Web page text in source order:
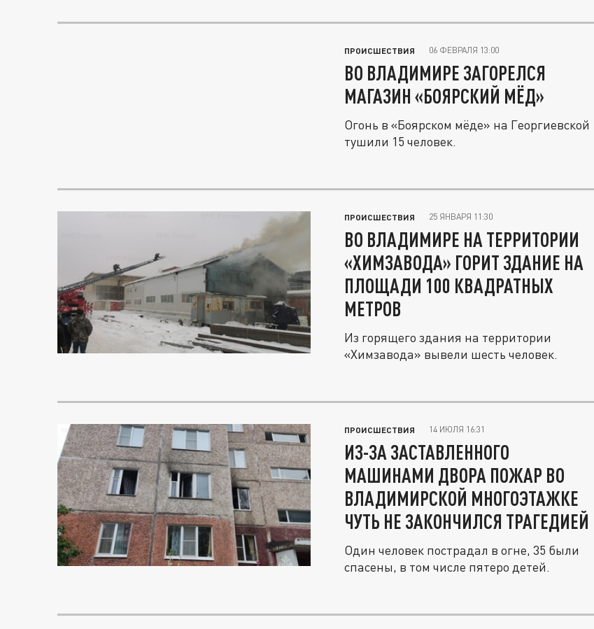
ПРОИСШЕСТВИЯ 06 ФЕВРАЛЯ 13:00
ВО ВЛАДИМИРЕ ЗАГОРЕЛСЯ
МАГАЗИН «БОЯРСКИЙ МЁД»
Огонь в «Боярском мёде» на Георгиевской
тушили 15 человек.
ПРОИСШЕСТВИЯ 25 ЯНВАРЯ 11:30
ВО ВЛАДИМИРЕ НА ТЕРРИТОРИИ
«ХИМЗАВОДА» ГОРИТ ЗДАНИЕ НА
ПЛОЩАДИ 100 КВАДРАТНЫХ
МЕТРОВ
Из горящего здания на территории
«Химзавода» вывели шесть человек.
ПРОИСШЕСТВИЯ 14 ИЮЛЯ 16:31
ИЗ-ЗА ЗАСТАВЛЕННОГО
МАШИНАМИ ДВОРА ПОЖАР ВО
ВЛАДИМИРСКОЙ МНОГОЭТАЖКЕ
ЧУТЬ НЕ ЗАКОНЧИЛСЯ ТРАГЕДИЕЙ
Один человек пострадал в огне, 35 были
спасены, в том числе пятеро детей.